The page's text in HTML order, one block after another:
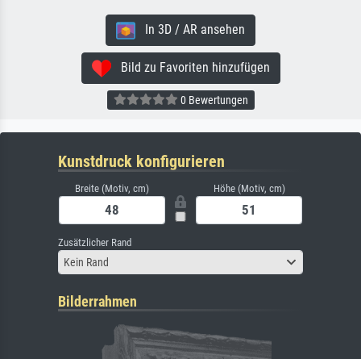
In 3D / AR ansehen
Bild zu Favoriten hinzufügen
0 Bewertungen
Kunstdruck konfigurieren
Breite (Motiv, cm) Höhe (Motiv, cm)
Zusätzlicher Rand
Kein Rand
Bilderrahmen